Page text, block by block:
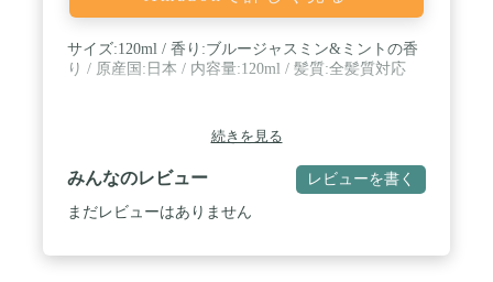
サイズ:120ml / 香り:ブルージャスミン&ミントの香
り / 原産国:日本 / 内容量:120ml / 髪質:全髪質対応
続きを見る
みんなのレビュー レビューを書く
まだレビューはありません